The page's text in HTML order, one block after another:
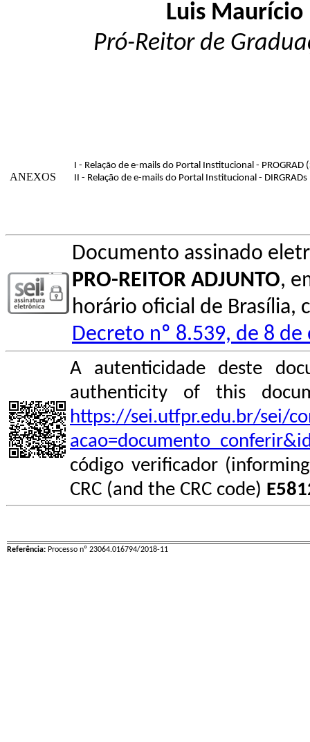
Luis Maurício
Pró-Reitor de
ANEXOS
I - Relação de e-mails do Portal Institucional - PROGRAD
II - Relação de e-mails do Portal Institucional - DIRGRADs
Documento assinado
PRO-REITOR ADJUNTO,
horário oficial de Brasília,
Decreto nº 8.539, de 8
A autenticidade deste
authenticity of this
https://sei.utfpr.edu.br/sei/
código verificador
CRC (and the CRC code)
Referência: Processo nº 23064.016794/2018-11